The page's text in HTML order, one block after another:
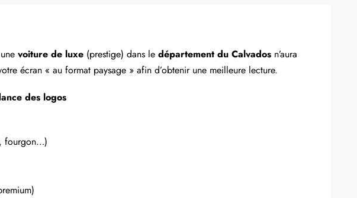
voiture de luxe (prestige) dans ledépartement du Calvados n’aura
écran « au format paysage » afin d’obtenir une meilleure lecture.
des logos
fourgon…)